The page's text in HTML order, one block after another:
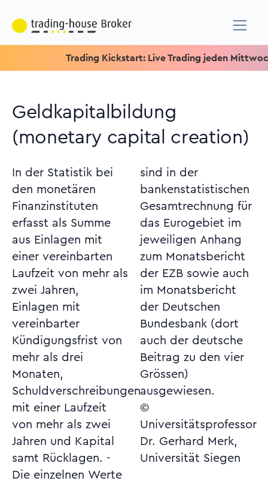
Trading Kickstart: Live Trading jeden Mittwoch um
Geldkapitalbildung
(monetary capital creation)
In der Statistik bei
den monetären
Finanzinstituten
erfasst als Summe
aus Einlagen mit
einer vereinbarten
Laufzeit von mehr als
zwei Jahren,
Einlagen mit
vereinbarter
Kündigungsfrist von
mehr als drei
Monaten,
Schuldverschreibungen
mit einer Laufzeit
von mehr als zwei
Jahren und Kapital
samt Rücklagen. -
Die einzelnen Werte
sind in der
bankenstatistischen
Gesamtrechnung für
das Eurogebiet im
jeweiligen Anhang
zum Monatsbericht
der EZB sowie auch
im Monatsbericht
der Deutschen
Bundesbank (dort
auch der deutsche
Beitrag zu den vier
Grössen)
ausgewiesen.
©
Universitätsprofessor
Dr. Gerhard Merk,
Universität Siegen